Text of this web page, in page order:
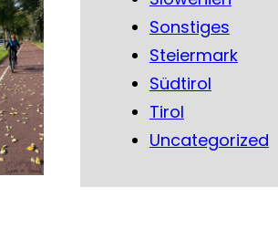
Sonstiges
Steiermark
Südtirol
Tirol
Uncategorized